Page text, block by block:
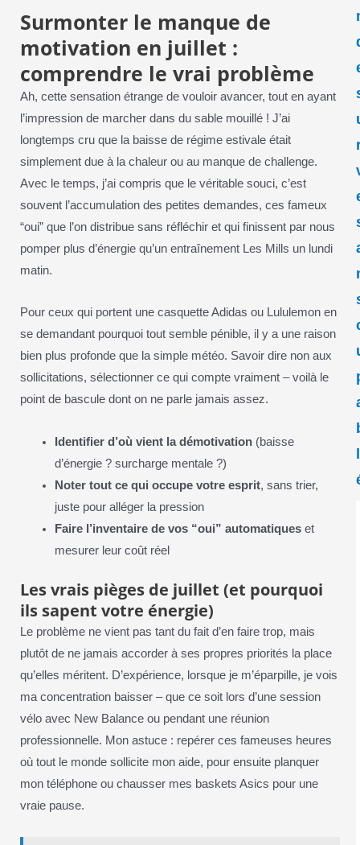
Surmonter le manque de
motivation en juillet :
comprendre le vrai problème
Ah, cette sensation étrange de vouloir avancer, tout en ayant
l’impression de marcher dans du sable mouillé ! J’ai
longtemps cru que la baisse de régime estivale était
simplement due à la chaleur ou au manque de challenge.
Avec le temps, j’ai compris que le véritable souci, c’est
souvent l’accumulation des petites demandes, ces fameux
“oui” que l’on distribue sans réfléchir et qui finissent par nous
pomper plus d’énergie qu’un entraînement Les Mills un lundi
matin.
Pour ceux qui portent une casquette Adidas ou Lululemon en
se demandant pourquoi tout semble pénible, il y a une raison
bien plus profonde que la simple météo. Savoir dire non aux
sollicitations, sélectionner ce qui compte vraiment – voilà le
point de bascule dont on ne parle jamais assez.
Identifier d’où vient la démotivation (baisse
d’énergie ? surcharge mentale ?)
Noter tout ce qui occupe votre esprit, sans trier,
juste pour alléger la pression
Faire l’inventaire de vos “oui” automatiques et
mesurer leur coût réel
Les vrais pièges de juillet (et pourquoi
ils sapent votre énergie)
Le problème ne vient pas tant du fait d’en faire trop, mais
plutôt de ne jamais accorder à ses propres priorités la place
qu’elles méritent. D’expérience, lorsque je m’éparpille, je vois
ma concentration baisser – que ce soit lors d’une session
vélo avec New Balance ou pendant une réunion
professionnelle. Mon astuce : repérer ces fameuses heures
où tout le monde sollicite mon aide, pour ensuite planquer
mon téléphone ou chausser mes baskets Asics pour une
vraie pause.